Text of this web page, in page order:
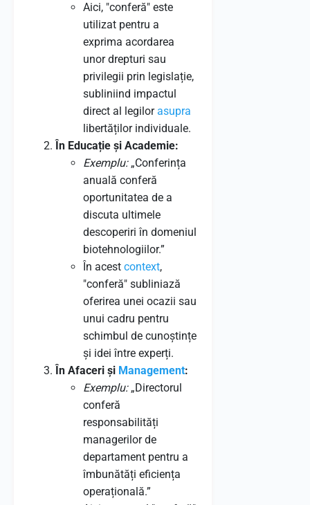
Aici, "conferă" este
utilizat pentru a
exprima acordarea
unor drepturi sau
privilegii prin legislație,
subliniind impactul
direct al legilorasupra
libertăților individuale.
În Educație și Academie:
Exemplu:„Conferința
anuală conferă
oportunitatea de a
discuta ultimele
descoperiri în domeniul
biotehnologiilor.”
În acest context,
"conferă" subliniază
oferirea unei ocazii sau
unui cadru pentru
schimbul de cunoștințe
și idei între experți.
În Afaceri și Management:
Exemplu:„Directorul
conferă
responsabilități
managerilor de
departament pentru a
îmbunătăți eficiența
operațională.”